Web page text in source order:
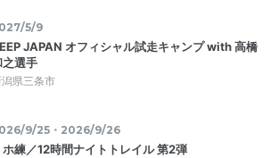
5/9
JAPAN オフィシャル試走キャンプ with 高橋
之選手
潟県三条市
9/25・2026/9/26
ホ練／12時間ナイトトレイル 第2弾